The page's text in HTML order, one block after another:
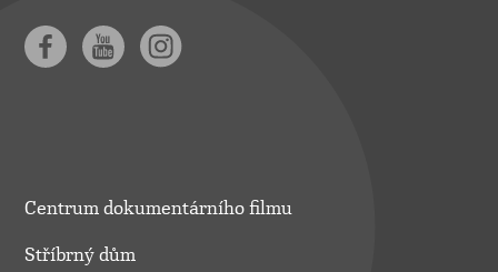
Centrum dokumentárního filmu
Stříbrný dům